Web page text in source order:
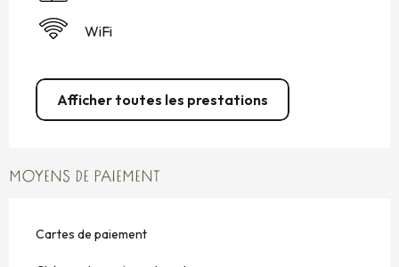
WiFi
Afficher toutes les prestations
MOYENS DE PAIEMENT
Cartes de paiement